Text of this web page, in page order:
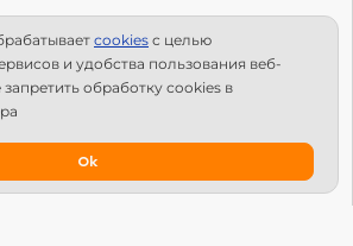
лидером?
сookies с целью
и удобства пользования веб-
обработку сookies в
Ok